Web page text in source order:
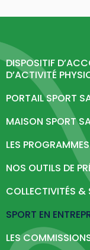
Podcast : Le
> Le Sport en
Politique
Éducation &
Sport & Santé
Formations
CDOS 26
Qui sommes-
Comités
DISPOSITIF
D’ACTIVITÉ
PORTAIL SPORT
MAISON SPORT
LES PROGRAMMES
NOS OUTILS DE
COLLECTIVITÉS &
SPORT EN
LES